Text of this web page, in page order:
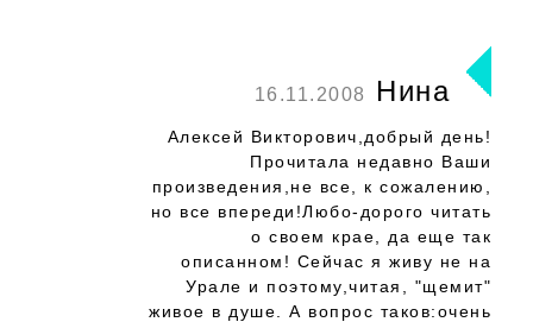
16.11.2008 Нина
Алексей Викторович,добрый день!
Прочитала недавно Ваши
произведения,не все, к сожалению,
но все впереди!Любо-дорого читать
о своем крае, да еще так
описанном! Сейчас я живу не на
Урале и поэтому,читая, "щемит"
живое в душе. А вопрос таков:очень